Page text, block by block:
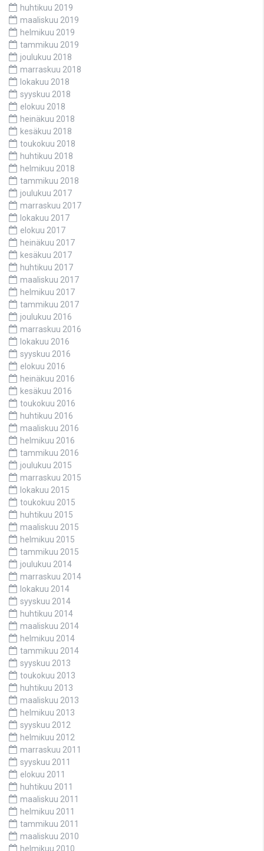
huhtikuu 2019
maaliskuu 2019
helmikuu 2019
tammikuu 2019
joulukuu 2018
marraskuu 2018
lokakuu 2018
syyskuu 2018
elokuu 2018
heinäkuu 2018
kesäkuu 2018
toukokuu 2018
huhtikuu 2018
helmikuu 2018
tammikuu 2018
joulukuu 2017
marraskuu 2017
lokakuu 2017
elokuu 2017
heinäkuu 2017
kesäkuu 2017
huhtikuu 2017
maaliskuu 2017
helmikuu 2017
tammikuu 2017
joulukuu 2016
marraskuu 2016
lokakuu 2016
syyskuu 2016
elokuu 2016
heinäkuu 2016
kesäkuu 2016
toukokuu 2016
huhtikuu 2016
maaliskuu 2016
helmikuu 2016
tammikuu 2016
joulukuu 2015
marraskuu 2015
lokakuu 2015
toukokuu 2015
huhtikuu 2015
maaliskuu 2015
helmikuu 2015
tammikuu 2015
joulukuu 2014
marraskuu 2014
lokakuu 2014
syyskuu 2014
huhtikuu 2014
maaliskuu 2014
helmikuu 2014
tammikuu 2014
syyskuu 2013
toukokuu 2013
huhtikuu 2013
maaliskuu 2013
helmikuu 2013
syyskuu 2012
helmikuu 2012
marraskuu 2011
syyskuu 2011
elokuu 2011
huhtikuu 2011
maaliskuu 2011
helmikuu 2011
tammikuu 2011
maaliskuu 2010
helmikuu 2010